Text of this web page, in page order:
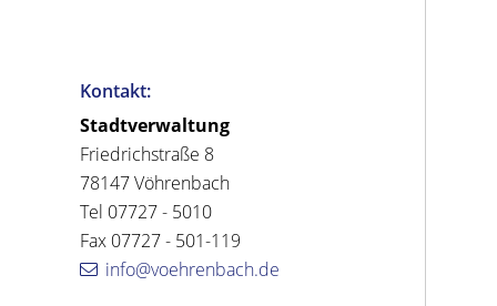
Kontakt:
Stadtverwaltung
Friedrichstraße 8
78147 Vöhrenbach
Tel 07727 - 5010
Fax 07727 - 501-119
info@voehrenbach.de